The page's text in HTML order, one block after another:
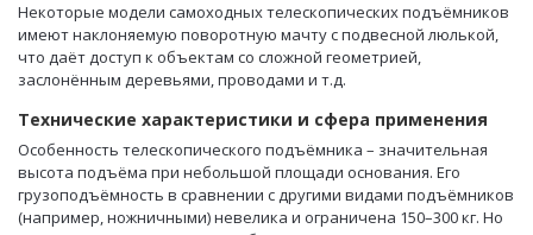
Некоторые модели самоходных телескопических подъёмников
имеют наклоняемую поворотную мачту с подвесной люлькой,
что даёт доступ к объектам со сложной геометрией,
заслонённым деревьями, проводами и т.д.
Технические характеристики и сфера применения
Особенность телескопического подъёмника – значительная
высота подъёма при небольшой площади основания. Его
грузоподъёмность в сравнении с другими видами подъёмников
(например, ножничными) невелика и ограничена 150–300 кг. Но